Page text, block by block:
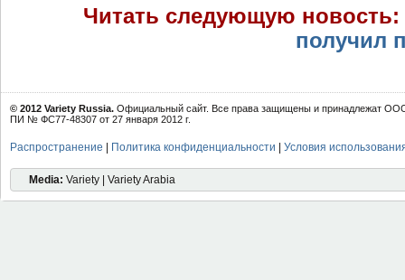
Читать следующую новость:
получил
© 2012 Variety Russia. Официальный сайт. Все права защищены и принадлежат
ПИ № ФС77-48307 от 27 января 2012 г.
Распространение Политика конфиденциальности Условия
Media: Variety | Variety Arabia